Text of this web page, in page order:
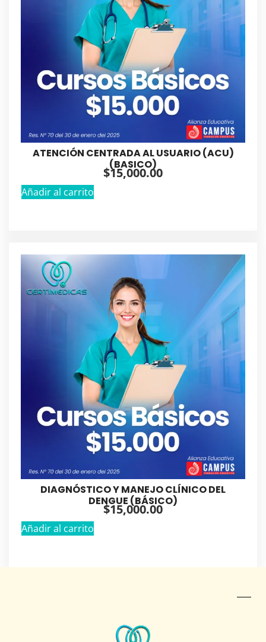
ATENCIÓN CENTRADA AL USUARIO (ACU)
(BASICO)
$15,000.00
Añadir al carrito
DIAGNÓSTICO Y MANEJO CLÍNICO DEL
DENGUE (BÁSICO)
$15,000.00
Añadir al carrito